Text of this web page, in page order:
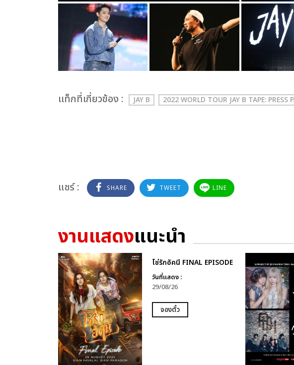
เเท็กที่เกี่ยวข้อง : JAY B 2022 WORLD TOUR JAY B TAPE: PRESS
แชร์ : SHARE TWEET LINE
งานแสดงแนะนำ
โซ่รักอัคนี FINAL EPISODE
วันที่แสดง :
29/08/26
จองตั๋ว